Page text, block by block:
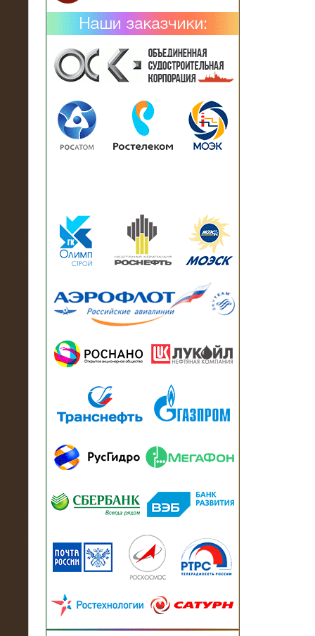
02.02.2019
Нагрузочный комплекс 26 МВт (10
кВ) поставлен в аренду на
13.07.2018
модуль в контейнере 2700 кВА на
Балтийский завод
Активно-реактивные нагрузочные
модули 15 МВт (21,5 МВА) На Кубок
конфедераций